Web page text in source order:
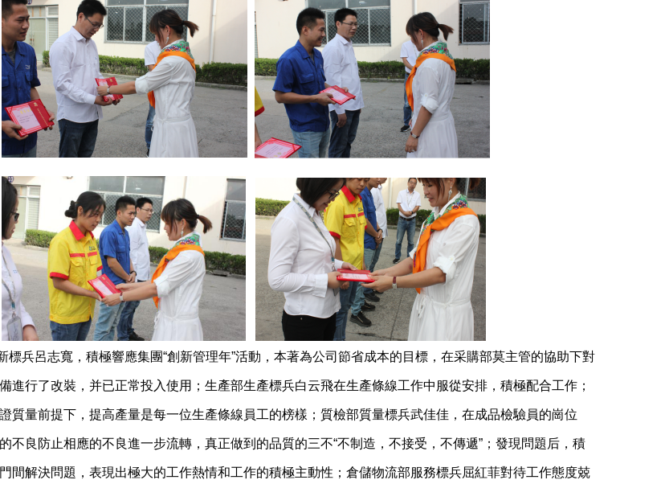
兵呂志寬，積極響應集團“創新管理年”活動，本著為公司節省成本的目標，在采購部莫主管的協助下對
進行了改裝，并已正常投入使用；生產部生產標兵白云飛在生產條線工作中服從安排，積極配合工作；
質量前提下，提高產量是每一位生產條線員工的榜樣；質檢部質量標兵武佳佳，在成品檢驗員的崗位
不良防止相應的不良進一步流轉，真正做到的品質的三不“不制造，不接受，不傳遞”；發現問題后，積
間解決問題，表現出極大的工作熱情和工作的積極主動性；倉儲物流部服務標兵屈紅菲對待工作態度兢